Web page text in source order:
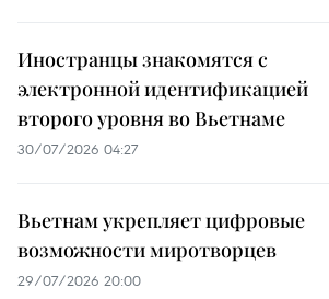
Иностранцы знакомятся с
электронной идентификацией
второго уровня во Вьетнаме
30/07/2026 04:27
Вьетнам укрепляет цифровые
возможности миротворцев
29/07/2026 20:00